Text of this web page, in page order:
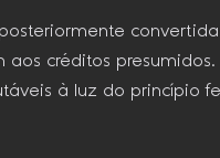
créditos presumidos.
à luz do princípio